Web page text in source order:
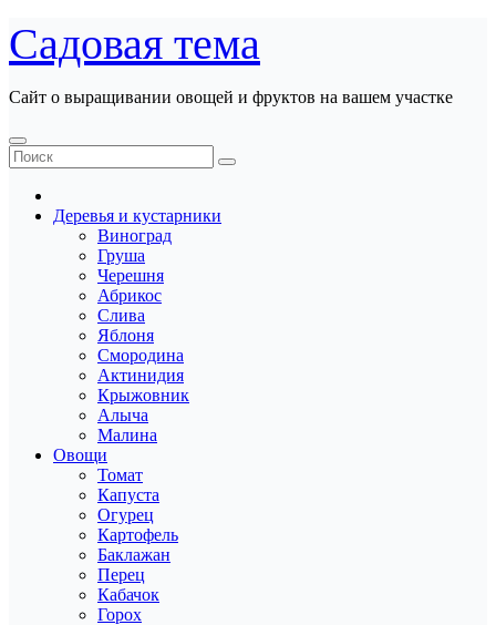
Перейти
к
содержанию
Садовая тема
Сайт о выращивании овощей и фруктов на вашем участке
Деревья и кустарники
Виноград
Груша
Черешня
Абрикос
Слива
Яблоня
Смородина
Актинидия
Крыжовник
Алыча
Малина
Овощи
Томат
Капуста
Огурец
Картофель
Баклажан
Перец
Кабачок
Горох